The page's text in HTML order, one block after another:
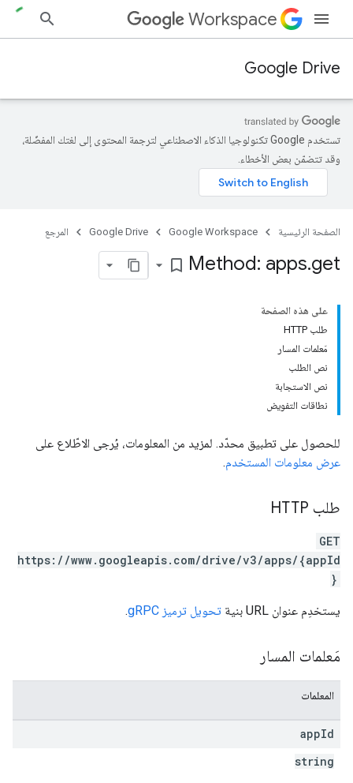
Workspace
Google Drive
تستخدم Google تكنولوجيا الذكاء الاصطناعي لترجمة المحتوى إلى لغتك المفضّلة،
وقد تتضمّن بعض الأخطاء.
الصفحة الرئيسية Google Workspace
Google Drive المرجع
Method: apps.get
bookmark_border
على هذه الصفحة
طلب HTTP
مَعلمات المسار
نص الطلب
نص الاستجابة
نطاقات التفويض
للحصول على تطبيق محدّد. لمزيد من المعلومات، يُرجى الاطّلاع على
عرض معلومات المستخدم.
طلب HTTP
GET
https://www.googleapis.com/drive/v3/apps/{appId
}
يستخدِم عنوان URL بنية تحويل ترميز gRPC .
مَعلمات المسار
المعلمات
appId
string